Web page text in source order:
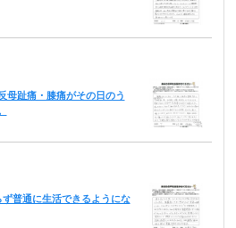
母趾痛・膝痛がその日のう
普通に生活できるようにな